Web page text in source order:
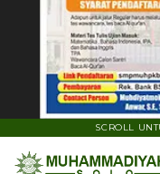
SCROLL